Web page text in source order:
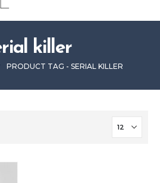
killer
PRODUCT TAG - SERIAL KILLER